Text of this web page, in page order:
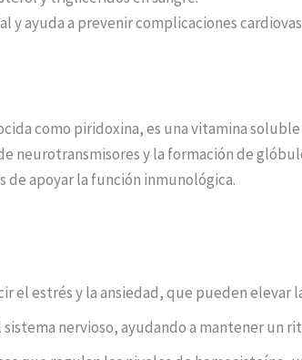
y ayuda a prevenir complicaciones
como piridoxina, es una vitamina
neurotransmisores y la formación de
de apoyar la función inmunológica.
el estrés y la ansiedad, que pueden elevar
sistema nervioso, ayudando a mantener un